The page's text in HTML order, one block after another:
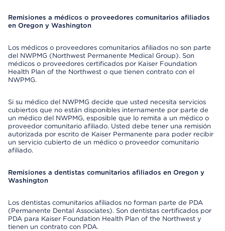
Remisiones a médicos o proveedores comunitarios afiliados
en Oregon y Washington
Los médicos o proveedores comunitarios afiliados no son parte
del NWPMG (Northwest Permanente Medical Group). Son
médicos o proveedores certificados por Kaiser Foundation
Health Plan of the Northwest o que tienen contrato con el
NWPMG.
Si su médico del NWPMG decide que usted necesita servicios
cubiertos que no están disponibles internamente por parte de
un médico del NWPMG, esposible que lo remita a un médico o
proveedor comunitario afiliado. Usted debe tener una remisión
autorizada por escrito de Kaiser Permanente para poder recibir
un servicio cubierto de un médico o proveedor comunitario
afiliado.
Remisiones a dentistas comunitarios afiliados en Oregon y
Washington
Los dentistas comunitarios afiliados no forman parte de PDA
(Permanente Dental Associates). Son dentistas certificados por
PDA para Kaiser Foundation Health Plan of the Northwest y
tienen un contrato con PDA.